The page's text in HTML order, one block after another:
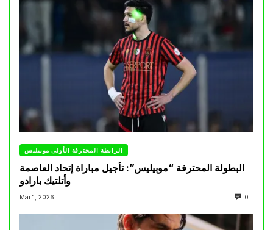
الرابطة المحترفة الأولى موبيليس
البطولة المحترفة “موبيليس”: تأجيل مباراة إتحاد العاصمة
وأتلتيك بارادو
Mai 1, 2026 0